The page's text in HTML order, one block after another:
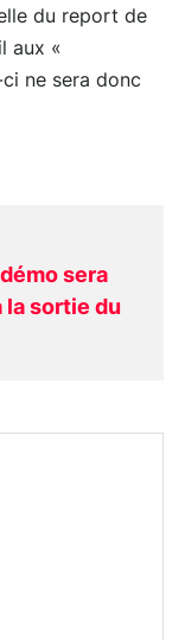
du report de
aux «
ne sera donc
sera
la sortie du